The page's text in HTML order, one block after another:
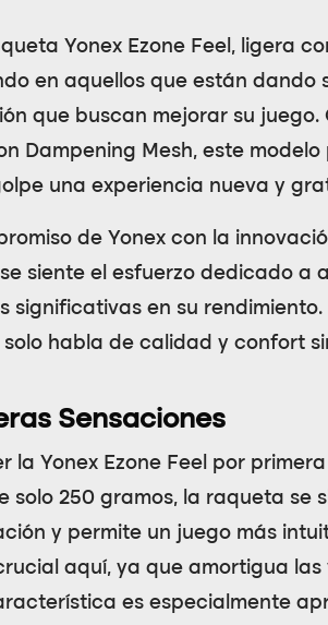
Yonex Ezone Feel , ligera
en aquellos que están dando
que buscan mejorar su
Dampening Mesh, este
una experiencia nueva y
de Yonex con la
siente el esfuerzo dedicado a
significativas en su
solo habla de calidad y confort
Sensaciones
la Yonex Ezone Feel por
solo 250 gramos, la raqueta se
y permite un juego más
aquí, ya que amortigua
es especialmente